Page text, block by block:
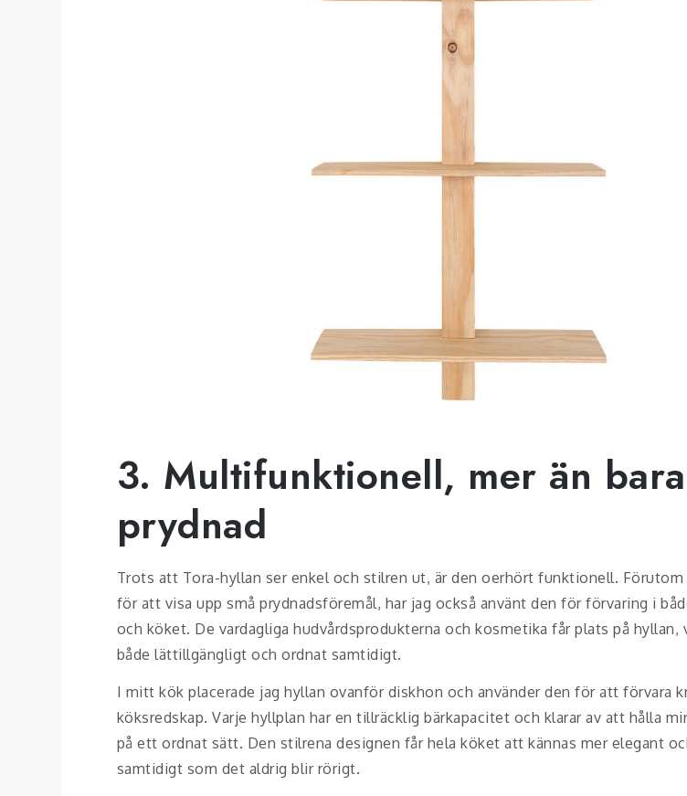
3. Multifunktionell, mer än
prydnad
Trots att Tora-hyllan ser enkel och stilren ut, är den oerhört funktionell. Förutom
för att visa upp små prydnadsföremål, har jag också använt den för förvaring i
och köket. De vardagliga hudvårdsprodukterna och kosmetika får plats på hyllan,
både lättillgängligt och ordnat samtidigt.
I mitt kök placerade jag hyllan ovanför diskhon och använder den för att förvara
köksredskap. Varje hyllplan har en tillräcklig bärkapacitet och klarar av att hålla
på ett ordnat sätt. Den stilrena designen får hela köket att kännas mer elegant
samtidigt som det aldrig blir rörigt.